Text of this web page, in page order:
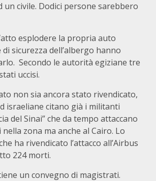
un civile. Dodici persone sarebbero
esplodere la propria auto
sicurezza dell’albergo hanno
Secondo le autorità egiziane tre
uccisi.
non sia ancora stato rivendicato,
israeliane citano già i militanti
del Sinai” che da tempo attaccano
zona ma anche al Cairo. Lo
ha rivendicato l’attacco all’Airbus
224 morti.
un convegno di magistrati.